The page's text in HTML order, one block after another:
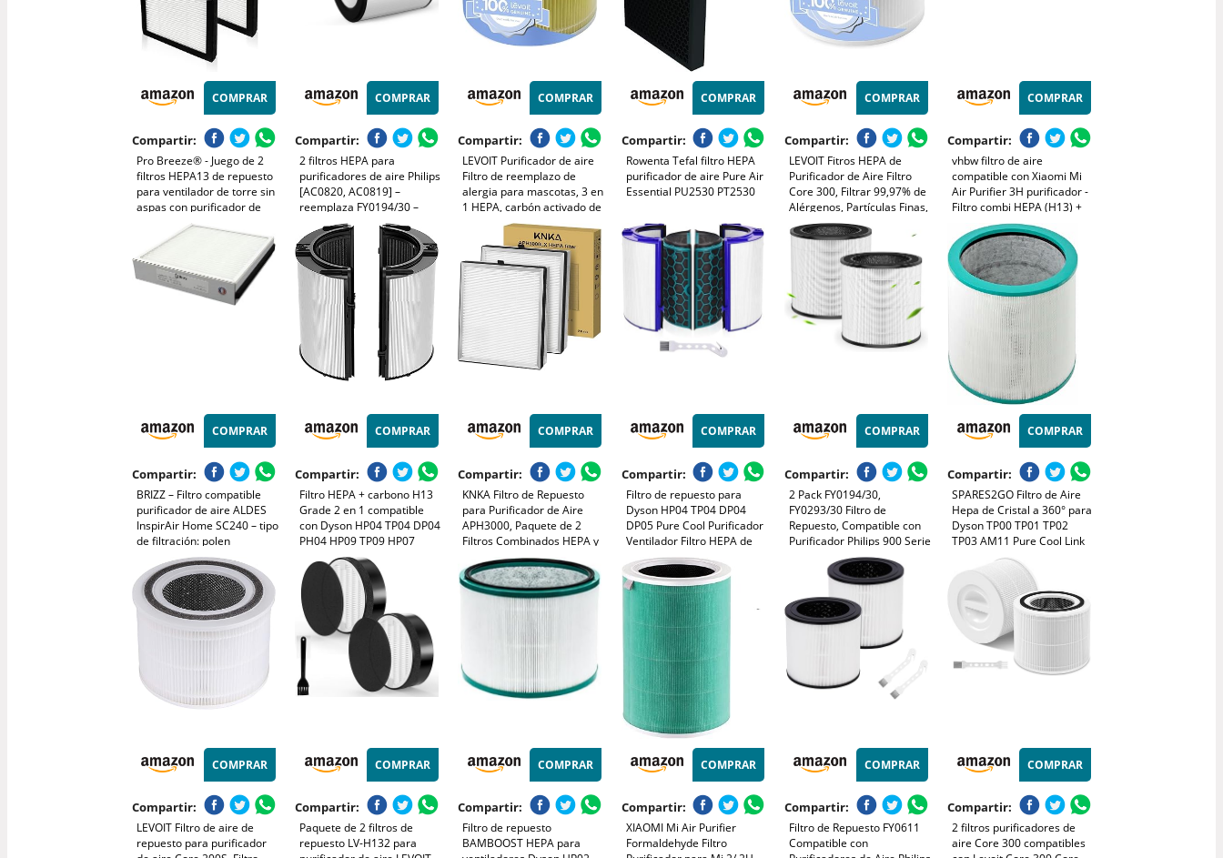
COMPRAR
Compartir:
Pro Breeze® - Juego de 2
filtros HEPA13 de repuesto
para ventilador de torre sin
aspas con purificador de
aire (PB-F-22FW)
COMPRAR
Compartir:
2 filtros HEPA para
purificadores de aire Philips
[AC0820, AC0819] –
reemplaza FY0194/30 –
filtro de repuesto para aire
limpio y alergias
COMPRAR
Compartir:
LEVOIT Purificador de aire
Filtro de reemplazo de
alergia para mascotas, 3 en
1 HEPA, carbón activado de
alta eficiencia, núcleo 300S-
COMPRAR
Compartir:
Rowenta Tefal filtro HEPA
purificador de aire Pure Air
Essential PU2530 PT2530
COMPRAR
Compartir:
LEVOIT Fitros HEPA de
Purificador de Aire Filtro
Core 300, Filtrar 99,97% de
Alérgenos, Partículas Finas,
Tabaco, Humo, Polvo, Polen,
Core 300S-RF
COMPRAR
Compartir:
vhbw filtro de aire
compatible con Xiaomi Mi
Air Purifier 3H purificador -
Filtro combi HEPA (H13) +
carbón activo
COMPRAR
Compartir:
BRIZZ – Filtro compatible
purificador de aire ALDES
InspirAir Home SC240 – tipo
de filtración: polen
COMPRAR
Compartir:
Filtro HEPA + carbono H13
Grade 2 en 1 compatible
con Dyson HP04 TP04 DP04
PH04 HP09 TP09 HP07
TP07 PH03 PH01
COMPRAR
Compartir:
KNKA Filtro de Repuesto
para Purificador de Aire
APH3000, Paquete de 2
Filtros Combinados HEPA y
Carbón Activo, Elimina
99,97% Polvo, Polen y
Olores, Duradero
COMPRAR
Compartir:
Filtro de repuesto para
Dyson HP04 TP04 DP04
DP05 Pure Cool Purificador
Ventilador Filtro HEPA de
vidrio y filtro de carbón
activado interno
COMPRAR
Compartir:
2 Pack FY0194/30,
FY0293/30 Filtro de
Repuesto, Compatible con
Purificador Philips 900 Serie
de Aire AC0830/10,
AC0820/10, AC0819/10 y
AC0951/13, Filtro HEPA 3 en
1
COMPRAR
Compartir:
SPARES2GO Filtro de Aire
Hepa de Cristal a 360° para
Dyson TP00 TP01 TP02
TP03 AM11 Pure Cool Link
Torre Purificadora de Aire
COMPRAR
Compartir:
LEVOIT Filtro de aire de
repuesto para purificador
COMPRAR
Compartir:
Paquete de 2 filtros de
repuesto LV-H132 para
COMPRAR
Compartir:
Filtro de repuesto
BAMBOOST HEPA para
COMPRAR
Compartir:
XIAOMI Mi Air Purifier
Formaldehyde Filtro
COMPRAR
Compartir:
Filtro de Repuesto FY0611
Compatible con
COMPRAR
Compartir:
2 filtros purificadores de
aire Core 300 compatibles